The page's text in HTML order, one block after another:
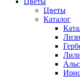
Цветы
Каталог